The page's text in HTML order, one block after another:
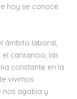
hoy se conoce
ámbito laboral,
cansancio, las
constante en la
vivimos
nos agobia y